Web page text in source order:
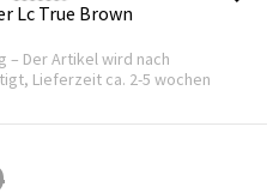
Lc True Brown
– Der Artikel wird nach
Lieferzeit ca. 2-5 wochen